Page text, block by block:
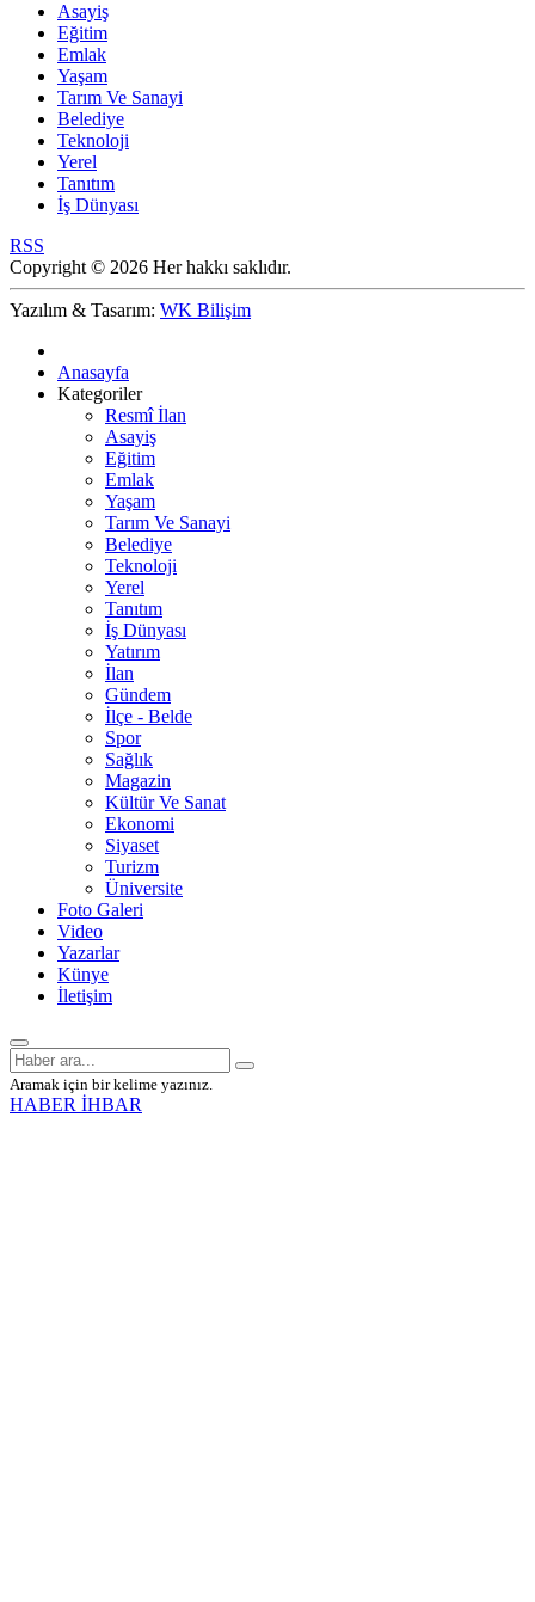
Asayiş
Eğitim
Emlak
Yaşam
Tarım Ve Sanayi
Belediye
Teknoloji
Yerel
Tanıtım
İş Dünyası
RSS
Copyright © 2026 Her hakkı saklıdır.
Yazılım & Tasarım: WK Bilişim
Anasayfa
Kategoriler
Resmî İlan
Asayiş
Eğitim
Emlak
Yaşam
Tarım Ve Sanayi
Belediye
Teknoloji
Yerel
Tanıtım
İş Dünyası
Yatırım
İlan
Gündem
İlçe - Belde
Spor
Sağlık
Magazin
Kültür Ve Sanat
Ekonomi
Siyaset
Turizm
Üniversite
Foto Galeri
Video
Yazarlar
Künye
İletişim
Aramak için bir kelime yazınız.
HABER İHBAR